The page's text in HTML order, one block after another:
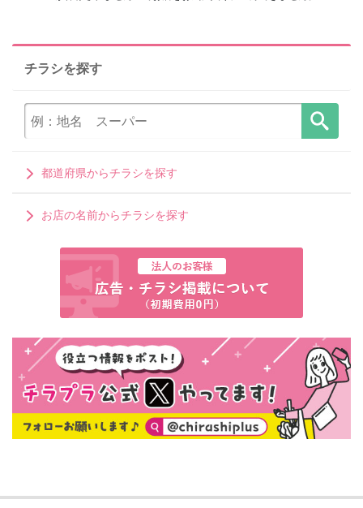
チラシを探す
都道府県からチラシを探す
お店の名前からチラシを探す